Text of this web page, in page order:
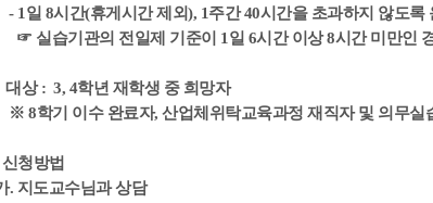
1일 8시간(휴게시간 제외), 1주간 40시간을 초과하지 않도록
실습기관의 전일제 기준이 1일 6시간 이상 8시간 미만인
대상 : 3, 4학년 재학생 중 희망자
8학기 이수 완료자, 산업체위탁교육과정 재직자 및 의무실
청방법
. 지도교수님과 상담